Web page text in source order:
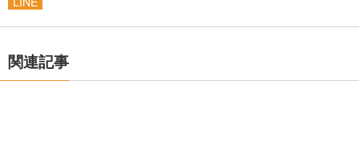
関連記事